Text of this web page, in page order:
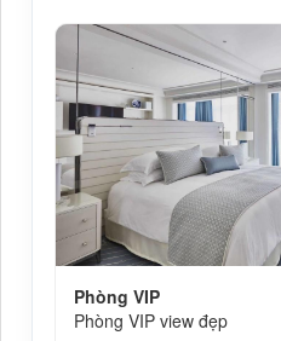
Phòng VIP
Phòng VIP view đẹp